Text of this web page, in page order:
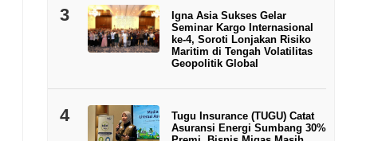
3
Igna Asia Sukses Gelar
Seminar Kargo Internasional
ke-4, Soroti Lonjakan Risiko
Maritim di Tengah Volatilitas
Geopolitik Global
4
Tugu Insurance (TUGU) Catat
Asuransi Energi Sumbang 30%